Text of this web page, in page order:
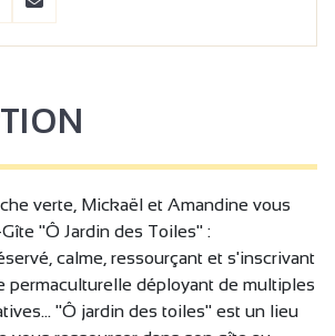
verte, Mickaël et Amandine vous
"Ô Jardin des Toiles" :
calme, ressourçant et s'inscrivant
permaculturelle déployant de multiples
"Ô jardin des toiles" est un lieu